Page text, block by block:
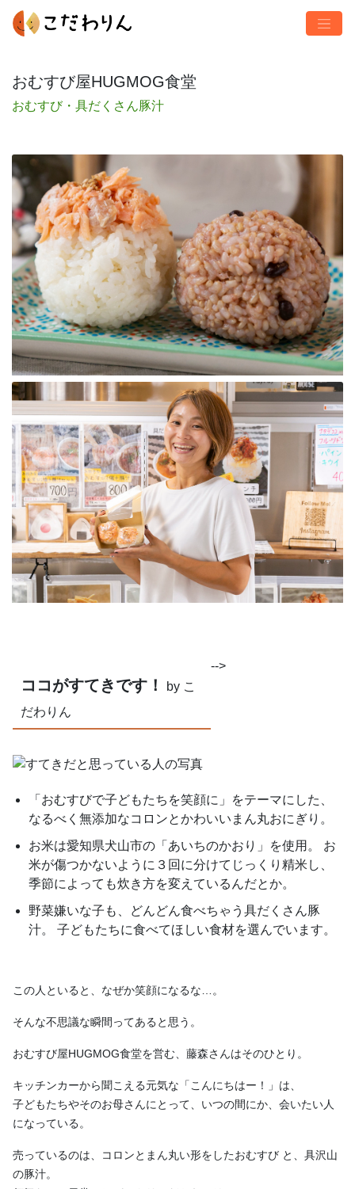
おむすび屋HUGMOG食堂
おむすび・具だくさん豚汁
-->
ココがすてきです！
by こ
だわりん
「おむすびで子どもたちを笑顔に」をテーマにした、
なるべく無添加なコロンとかわいいまん丸おにぎり。
お米は愛知県犬山市の「あいちのかおり」を使用。 お
米が傷つかないように３回に分けてじっくり精米し、
季節によっても炊き方を変えているんだとか。
野菜嫌いな子も、どんどん食べちゃう具だくさん豚
汁。 子どもたちに食べてほしい食材を選んでいます。
この人といると、なぜか笑顔になるな…。
そんな不思議な瞬間ってあると思う。
おむすび屋HUGMOG食堂を営む、藤森さんはそのひとり。
キッチンカーから聞こえる元気な「こんにちはー！」は、
子どもたちやそのお母さんにとって、いつの間にか、会いたい人
になっている。
売っているのは、コロンとまん丸い形をしたおむすび と、具沢山
の豚汁。